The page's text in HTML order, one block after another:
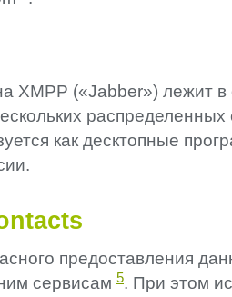
XMPP («Jabber») лежит в
распределенных
как десктопные
предоставления
сервисам 5. При этом